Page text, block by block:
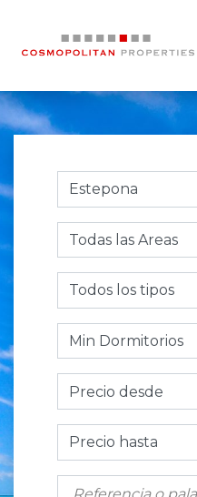
Estepona
Todas las Areas
Todos los tipos
Min Dormitorios
Precio desde
Precio hasta